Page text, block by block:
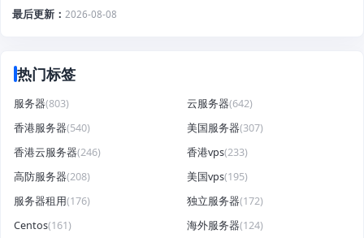
最后更新
2026-08-08
热门标签
服务器(803) 云服务器(642)
香港服务器(540) 美国服务器(307)
香港云服务器(246) 香港vps(233)
高防服务器(208) 美国vps(195)
服务器租用(176) 独立服务器(172)
Centos(161) 海外服务器(124)